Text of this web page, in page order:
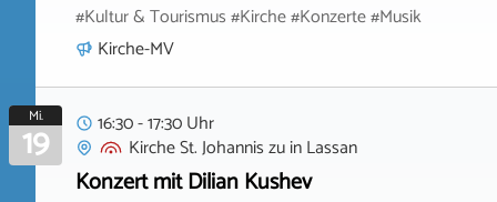
#Kultur & Tourismus #Kirche #Konzerte #Musik
Kirche-MV
Mi.
19
16:30 - 17:30 Uhr
Kirche St. Johannis zuinLassan
Konzert mit Dilian Kushev